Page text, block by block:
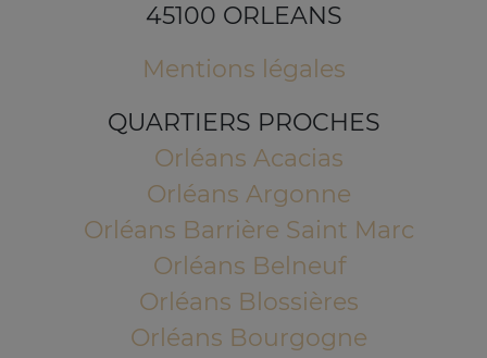
45100 ORLEANS
Mentions légales
QUARTIERS PROCHES
Orléans Acacias
Orléans Argonne
Orléans Barrière Saint Marc
Orléans Belneuf
Orléans Blossières
Orléans Bourgogne